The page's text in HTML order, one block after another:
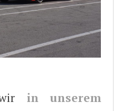
in unserem